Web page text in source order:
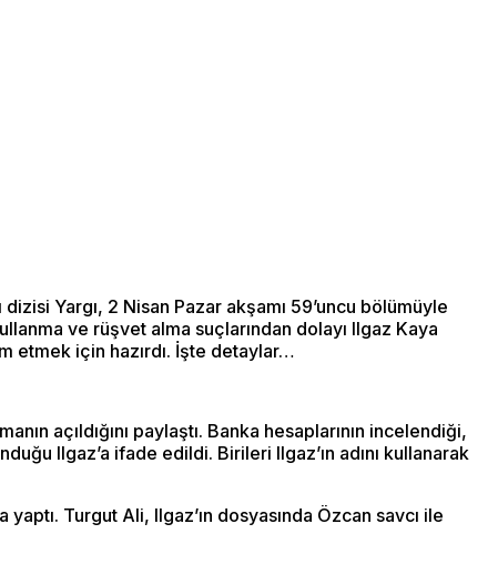
Yargı, 2 Nisan Pazar akşamı 59’uncu bölümüyle
ve rüşvet alma suçlarından dolayı Ilgaz Kaya
etmek için hazırdı. İşte detaylar…
açıldığını paylaştı. Banka hesaplarının incelendiği,
Ilgaz’a ifade edildi. Birileri Ilgaz’ın adını kullanarak
Turgut Ali, Ilgaz’ın dosyasında Özcan savcı ile